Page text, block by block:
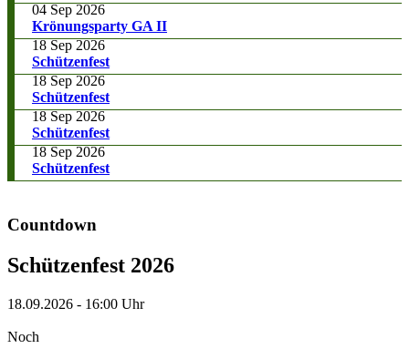
04 Sep 2026
Krönungsparty GA II
18 Sep 2026
Schützenfest
18 Sep 2026
Schützenfest
18 Sep 2026
Schützenfest
18 Sep 2026
Schützenfest
Countdown
Schützenfest 2026
18.09.2026 - 16:00 Uhr
Noch